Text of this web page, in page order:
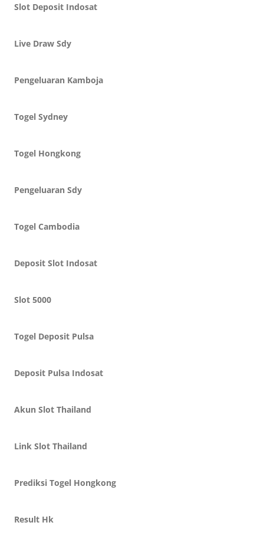
Slot Deposit Indosat
Live Draw Sdy
Pengeluaran Kamboja
Togel Sydney
Togel Hongkong
Pengeluaran Sdy
Togel Cambodia
Deposit Slot Indosat
Slot 5000
Togel Deposit Pulsa
Deposit Pulsa Indosat
Akun Slot Thailand
Link Slot Thailand
Prediksi Togel Hongkong
Result Hk